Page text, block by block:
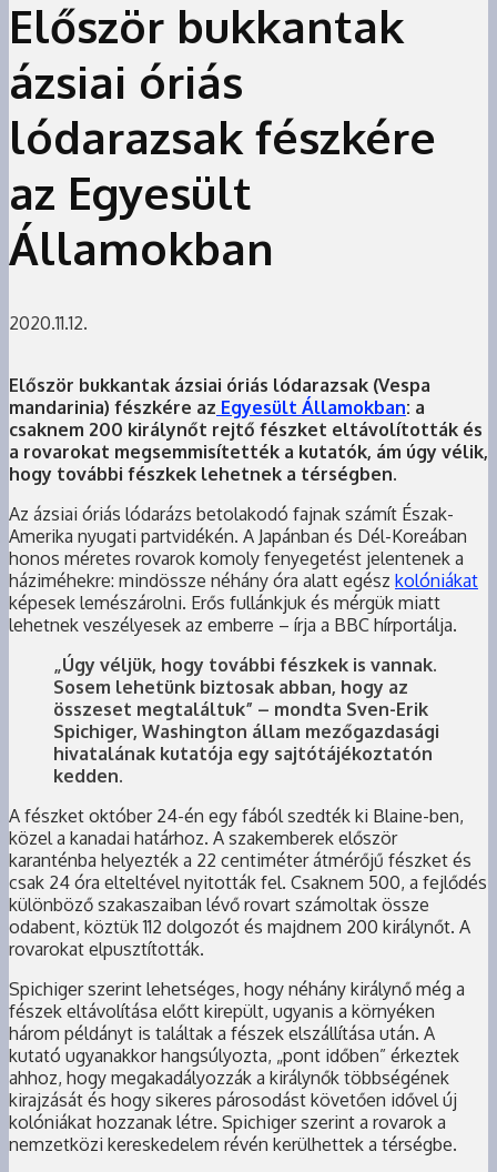
Először bukkantak
ázsiai óriás
lódarazsak fészkére
az Egyesült
Államokban
2020.11.12.
Először bukkantak ázsiai óriás lódarazsak (Vespa
mandarinia) fészkére az Egyesült Államokban: a
csaknem 200 királynőt rejtő fészket eltávolították és
a rovarokat megsemmisítették a kutatók, ám úgy vélik,
hogy további fészkek lehetnek a térségben.
Az ázsiai óriás lódarázs betolakodó fajnak számít Észak-
Amerika nyugati partvidékén. A Japánban és Dél-Koreában
honos méretes rovarok komoly fenyegetést jelentenek a
háziméhekre: mindössze néhány óra alatt egész kolóniákat
képesek lemészárolni. Erős fullánkjuk és mérgük miatt
lehetnek veszélyesek az emberre – írja a BBC hírportálja.
„Úgy véljük, hogy további fészkek is vannak.
Sosem lehetünk biztosak abban, hogy az
összeset megtaláltuk” – mondta Sven-Erik
Spichiger, Washington állam mezőgazdasági
hivatalának kutatója egy sajtótájékoztatón
kedden.
A fészket október 24-én egy fából szedték ki Blaine-ben,
közel a kanadai határhoz. A szakemberek először
karanténba helyezték a 22 centiméter átmérőjű fészket és
csak 24 óra elteltével nyitották fel. Csaknem 500, a fejlődés
különböző szakaszaiban lévő rovart számoltak össze
odabent, köztük 112 dolgozót és majdnem 200 királynőt. A
rovarokat elpusztították.
Spichiger szerint lehetséges, hogy néhány királynő még a
fészek eltávolítása előtt kirepült, ugyanis a környéken
három példányt is találtak a fészek elszállítása után. A
kutató ugyanakkor hangsúlyozta, „pont időben” érkeztek
ahhoz, hogy megakadályozzák a királynők többségének
kirajzását és hogy sikeres párosodást követően idővel új
kolóniákat hozzanak létre. Spichiger szerint a rovarok a
nemzetközi kereskedelem révén kerülhettek a térségbe.